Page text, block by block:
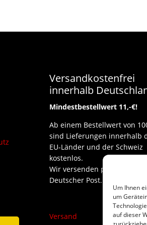
Um Ihnen
um
auf dieser
Versandkostenfrei
innerhalb
Mindestbestellwert 11,-€!
Ab einem Bestellwert von
sind Lieferungen innerhalb
EU-Länder und der Schweiz
kostenlos.
Wir versenden per DHL und
Deutscher Post.
Versand